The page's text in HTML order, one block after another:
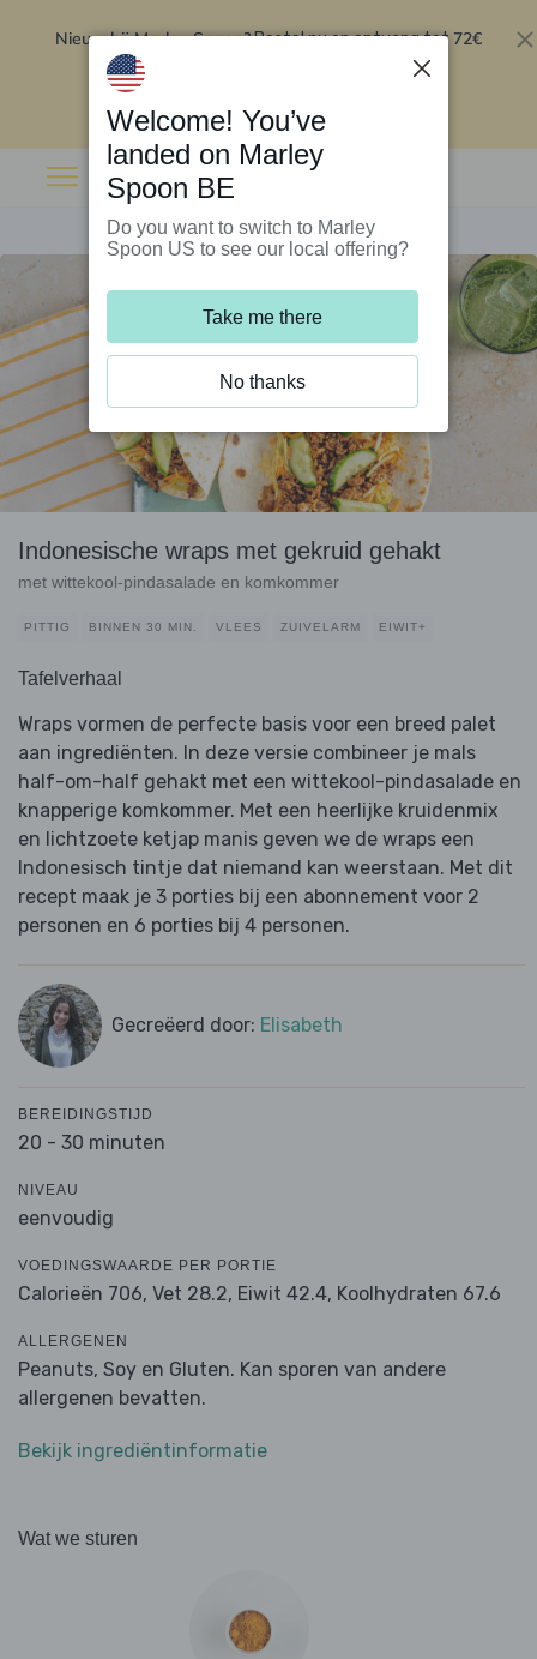
Nieuw bij Marley Spoon?Bestel nu en ontvang tot 72€
Indonesische wraps met gekruid gehakt
met wittekool-pindasalade en komkommer
PITTIG BINNEN 30 MIN. VLEES ZUIVELARM EIWIT+
Tafelverhaal
Wraps vormen de perfecte basis voor een breed palet
aan ingrediënten. In deze versie combineer je mals
half-om-half gehakt met een wittekool-pindasalade en
knapperige komkommer. Met een heerlijke kruidenmix
en lichtzoete ketjap manis geven we de wraps een
Indonesisch tintje dat niemand kan weerstaan. Met dit
recept maak je 3 porties bij een abonnement voor 2
personen en 6 porties bij 4 personen.
Gecreëerd door: Elisabeth
BEREIDINGSTIJD
20 - 30 minuten
NIVEAU
eenvoudig
VOEDINGSWAARDE PER PORTIE
Calorieën 706, Vet 28.2, Eiwit 42.4, Koolhydraten 67.6
ALLERGENEN
Peanuts, Soy en Gluten. Kan sporen van andere
allergenen bevatten.
Bekijk ingrediëntinformatie
Wat we sturen
Welcome! You’ve
landed on Marley
Spoon BE
Do you want to switch to Marley
Spoon US to see our local offering?
Take me there
No thanks